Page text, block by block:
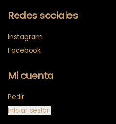
Redes sociales
Instagram
Facebook
Mi cuenta
Pedir
Iniciar sesión